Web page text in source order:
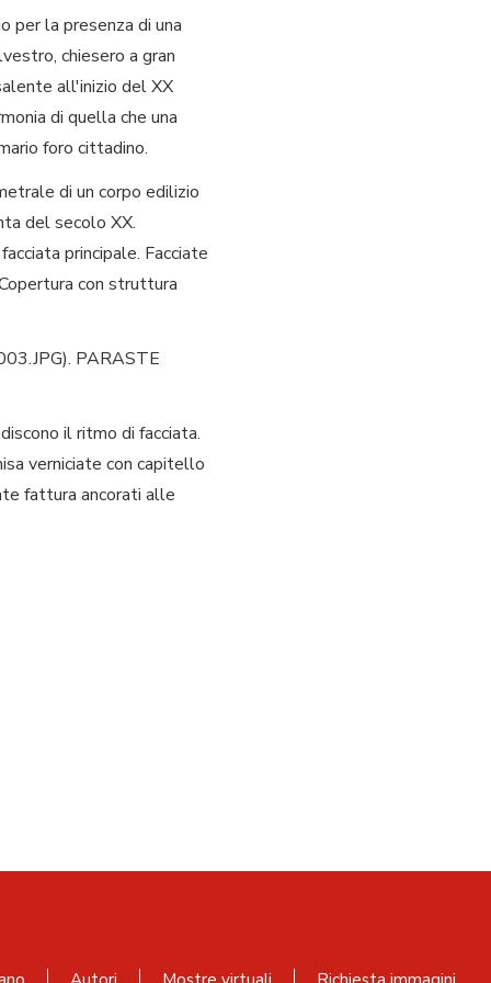
per la presenza di una
chiesero a gran
all'inizio del XX
di quella che una
foro cittadino.
di un corpo edilizio
del secolo XX.
principale. Facciate
con struttura
PARASTE
il ritmo di facciata.
verniciate con capitello
fattura ancorati alle